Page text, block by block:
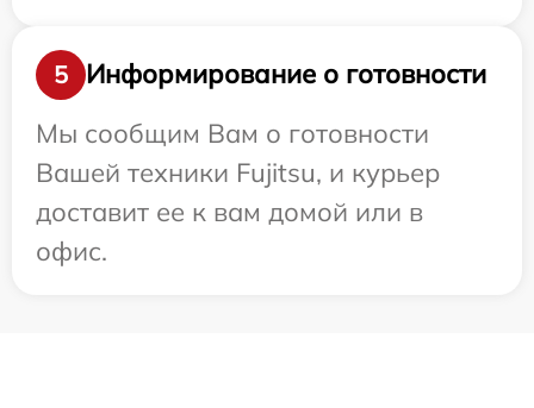
5
Информирование о готовности
Мы сообщим Вам о готовности
Вашей техники Fujitsu, и курьер
доставит ее к вам домой или в
офис.